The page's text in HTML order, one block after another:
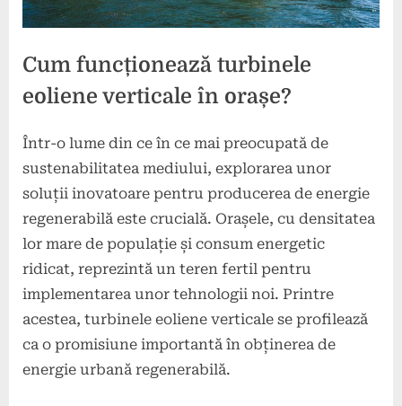
Cum funcționează turbinele
eoliene verticale în orașe?
Posted
on
6
decembrie
2024
By
press
Într-o lume din ce în ce mai preocupată de
sustenabilitatea mediului, explorarea unor
soluții inovatoare pentru producerea de energie
regenerabilă este crucială. Orașele, cu densitatea
lor mare de populație și consum energetic
ridicat, reprezintă un teren fertil pentru
implementarea unor tehnologii noi. Printre
acestea, turbinele eoliene verticale se profilează
ca o promisiune importantă în obținerea de
energie urbană regenerabilă.